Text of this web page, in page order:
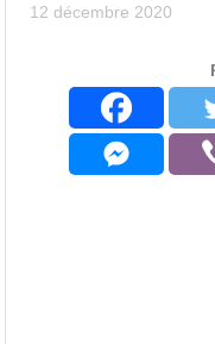
12 décembre 2020